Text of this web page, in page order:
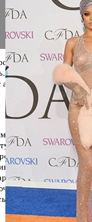
атрибутов
Так, можно купить
аккумулятором и
который дает
реальность в
под
на голове и
Поэтому
на игровом
от самого начала